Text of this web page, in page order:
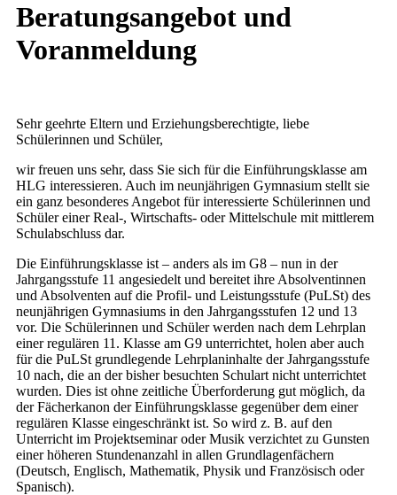
Beratungsangebot und
Voranmeldung
Sehr geehrte Eltern und Erziehungsberechtigte, liebe
Schülerinnen und Schüler,
wir freuen uns sehr, dass Sie sich für die Einführungsklasse am
HLG interessieren. Auch im neunjährigen Gymnasium stellt sie
ein ganz besonderes Angebot für interessierte Schülerinnen und
Schüler einer Real-, Wirtschafts- oder Mittelschule mit mittlerem
Schulabschluss dar.
Die Einführungsklasse ist – anders als im G8 – nun in der
Jahrgangsstufe 11 angesiedelt und bereitet ihre Absolventinnen
und Absolventen auf die Profil- und Leistungsstufe (PuLSt) des
neunjährigen Gymnasiums in den Jahrgangsstufen 12 und 13
vor. Die Schülerinnen und Schüler werden nach dem Lehrplan
einer regulären 11. Klasse am G9 unterrichtet, holen aber auch
für die PuLSt grundlegende Lehrplaninhalte der Jahrgangsstufe
10 nach, die an der bisher besuchten Schulart nicht unterrichtet
wurden. Dies ist ohne zeitliche Überforderung gut möglich, da
der Fächerkanon der Einführungsklasse gegenüber dem einer
regulären Klasse eingeschränkt ist. So wird z. B. auf den
Unterricht im Projektseminar oder Musik verzichtet zu Gunsten
einer höheren Stundenanzahl in allen Grundlagenfächern
(Deutsch, Englisch, Mathematik, Physik und Französisch oder
Spanisch).